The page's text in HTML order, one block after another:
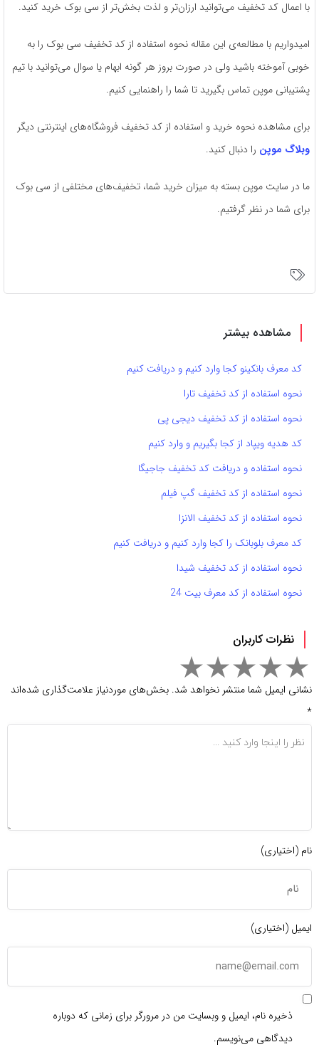
با اعمال کد تخفیف می‌توانید ارزان‌تر و لذت بخش‌تر از سی بوک خرید کنید.
امیدواریم با مطالعه‌ی این مقاله نحوه استفاده از کد تخفیف سی بوک را به
خوبی آموخته باشید ولی در صورت بروز هر گونه ابهام یا سوال می‌توانید با تیم
پشتیبانی موپن تماس بگیرید تا شما را راهنمایی کنیم.
برای مشاهده نحوه خرید و استفاده از کد تخفیف فروشگاه‌های اینترنتی دیگر
وبلاگ موپن را دنبال کنید.
ما در سایت موپن بسته به میزان خرید شما، تخفیف‌های مختلفی از سی بوک
برای شما در نظر گرفتیم.
مشاهده بیشتر
کد معرف بانکینو کجا وارد کنیم و دریافت کنیم
نحوه استفاده از کد تخفیف تارا
نحوه استفاده از کد تخفیف دیجی پی
کد هدیه ویپاد از کجا بگیریم و وارد کنیم
نحوه استفاده و دریافت کد تخفیف جاجیگا
نحوه استفاده از کد تخفیف گپ فیلم
نحوه استفاده از کد تخفیف الانزا
کد معرف بلوبانک را کجا وارد کنیم و دریافت کنیم
نحوه استفاده از کد تخفیف شیدا
نحوه استفاده از کد معرف بیت 24
نظرات کاربران
نشانی ایمیل شما منتشر نخواهد شد. بخش‌های موردنیاز علامت‌گذاری شده‌اند
*
نام (اختیاری)
ایمیل (اختیاری)
ذخیره نام، ایمیل و وبسایت من در مرورگر برای زمانی که دوباره
دیدگاهی می‌نویسم.